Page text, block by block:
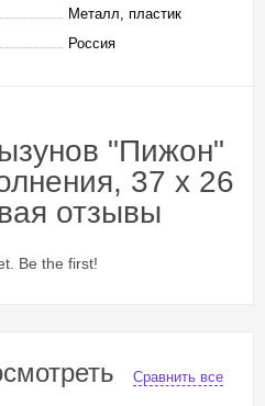
Металл, пластик
Россия
"Пижон"
37 х 26
отзывы
Be the first!
Сравнить все